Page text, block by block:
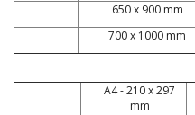
650 x 900 mm
700 x 1000 mm
A4 - 210 x 297
mm